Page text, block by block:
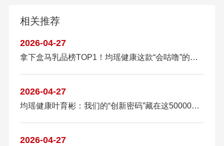
相关推荐
2026-04-27
拿下盒马乳品榜TOP1！均瑶健康这款“会咕噜”的酸奶凭什么卖爆？
2026-04-27
均瑶健康叶育彬：我们的“创新密码”藏在这50000株益生菌里
2026-04-27